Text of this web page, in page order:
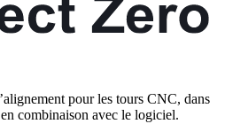
pour les tours CNC, dans
combinaison avec le logiciel.